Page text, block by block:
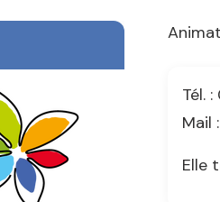
Tél.
Mail
Elle